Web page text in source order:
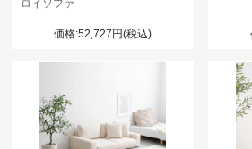
ロイソファ
価格:52,727円(税込)